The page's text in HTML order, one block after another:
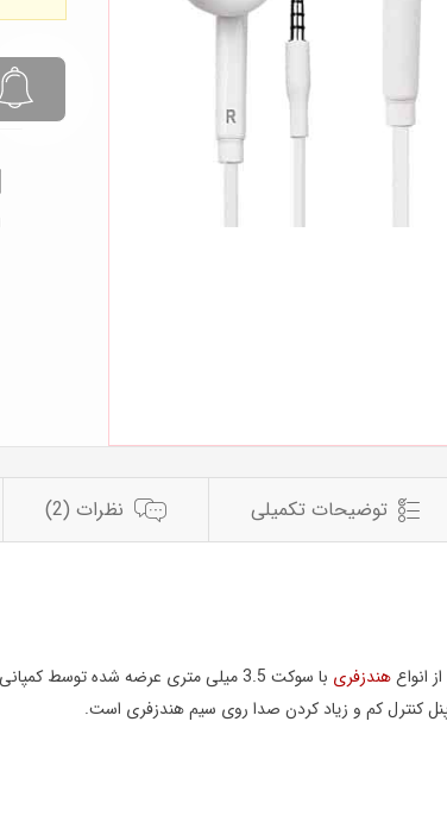
توضیحات تکمیلی نظرات (2)
هندزفری با سوکت 3.5 میلی متری عرضه شده توسط کمپانی سامسونگ است که با مدل EO-EG920LW یا GH59-14383A نیز شناخته می‌شود.
کنترل کم و زیاد کردن صدا روی سیم هندزفری است.